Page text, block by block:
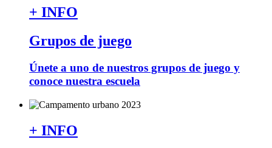
+ INFO
Grupos de juego
Únete a uno de nuestros grupos de juego y
conoce nuestra escuela
+ INFO